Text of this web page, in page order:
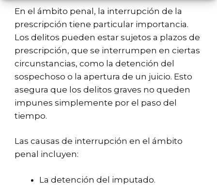
En el ámbito penal, la interrupción de la
prescripción tiene particular importancia.
Los delitos pueden estar sujetos a plazos de
prescripción, que se interrumpen en ciertas
circunstancias, como la detención del
sospechoso o la apertura de un juicio. Esto
asegura que los delitos graves no queden
impunes simplemente por el paso del
tiempo.
Las causas de interrupción en el ámbito
penal incluyen:
La detención del imputado.